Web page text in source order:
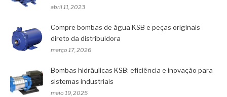
abril 11, 2023
Compre bombas de água KSB e peças originais
direto da distribuidora
março 17, 2026
Bombas hidráulicas KSB: eficiência e inovação para
sistemas industriais
maio 19, 2025